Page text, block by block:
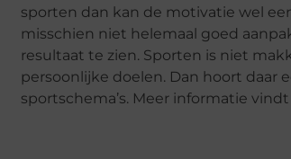
sporten dan kan de motivatie wel
misschien niet helemaal goed
resultaat te zien. Sporten is niet
persoonlijke doelen. Dan hoort daar
sportschema’s. Meer informatie